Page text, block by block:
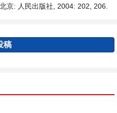
京: 人民出版社, 2004: 202, 206.
稿